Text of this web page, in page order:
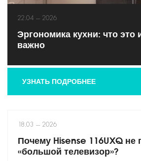
22.04 — 2026
Эргономика кухни: что это
важно
УЗНАТЬ ПОДРОБНЕЕ
18.03 — 2026
Почему Hisense 116UXQ не
«большой телевизор»?